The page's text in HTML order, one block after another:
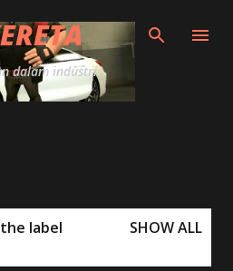
main content
dalam industri
label
SHOW ALL